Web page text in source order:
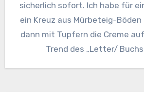
sicherlich sofort. Ich habe für
ein Kreuz aus Mürbeteig-
dann mit Tupfern die Creme
Trend des „Letter/